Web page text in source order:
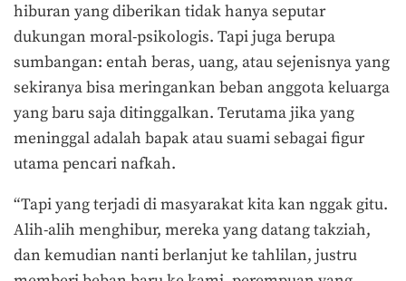
hiburan yang diberikan tidak hanya seputar
dukungan moral-psikologis. Tapi juga berupa
sumbangan: entah beras, uang, atau sejenisnya yang
sekiranya bisa meringankan beban anggota keluarga
yang baru saja ditinggalkan. Terutama jika yang
meninggal adalah bapak atau suami sebagai figur
utama pencari nafkah.
“Tapi yang terjadi di masyarakat kita kan nggak gitu.
Alih-alih menghibur, mereka yang datang takziah,
dan kemudian nanti berlanjut ke tahlilan, justru